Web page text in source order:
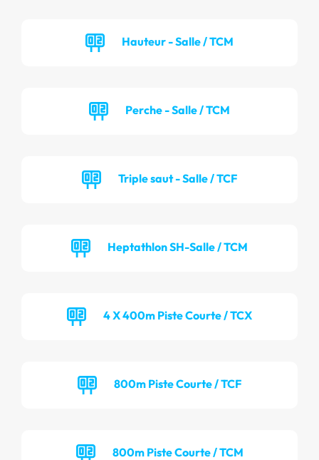
Hauteur - Salle / TCM
Perche - Salle / TCM
Triple saut - Salle / TCF
Heptathlon SH-Salle / TCM
4 X 400m Piste Courte / TCX
800m Piste Courte / TCF
800m Piste Courte / TCM